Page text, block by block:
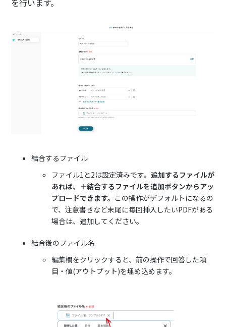
結合するファイル
ファイル1と2は設定済みです。追加するファイルが
あれば、＋結合するファイルを追加ボタンからアッ
プロードできます。 この操作がデフォルトになるの
で、注意書きなど末尾に毎回挿入したいPDFがある
場合は、追加してください。
結合後のファイル名
編集欄をクリックすると、前の操作で回答した項
目・値(アウトプット)を埋め込めます。